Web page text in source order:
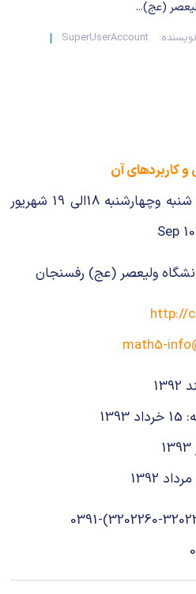
(عج)...
SuperUserAccount
کاربردهاي آن
سه شنبه وچهارشنبه 18الی 19 شهریور
ولیعصر (عج) رفسنجان
http://
math5-